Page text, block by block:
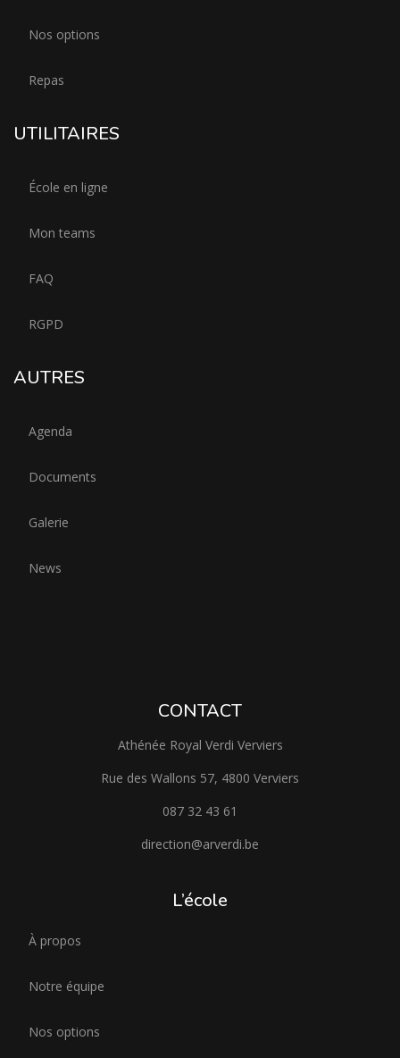
Nos options
Repas
UTILITAIRES
École en ligne
Mon teams
FAQ
RGPD
AUTRES
Agenda
Documents
Galerie
News
CONTACT
Athénée Royal Verdi Verviers
Rue des Wallons 57, 4800 Verviers
087 32 43 61
direction@arverdi.be
L’école
À propos
Notre équipe
Nos options